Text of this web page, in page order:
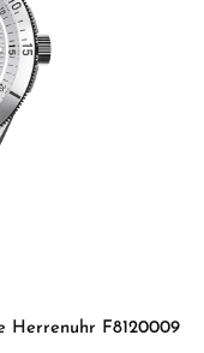
Herrenuhr F8120009